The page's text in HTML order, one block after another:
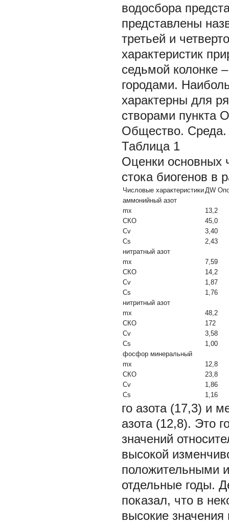
водосбора
представлены
третьей и
характеристик
седьмой колонке
городами.
характерны для
створами пункта
Общество. Среда.
Таблица 1
Оценки основных
стока биогенов в
Числовые характеристики ДW
аммонийный азот
mx
13,2
СКО
45,0
Cv
3,40
Cs
2,43
нитратный азот
mx
7,59
СКО
14,2
Cv
1,87
Cs
1,76
нитритный азот
mx
48,2
СКО
172
Cv
3,58
Cs
1,00
фосфор минеральный
mx
12,8
СКО
23,8
Cv
1,86
Cs
1,16
го азота (17,3) и
азота (12,8). Это
значений
высокой
положительными
отдельные годы.
показал, что в
высокие